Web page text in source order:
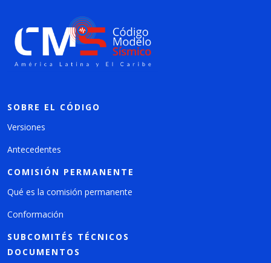
SOBRE EL CÓDIGO
Versiones
Antecedentes
COMISIÓN PERMANENTE
Qué es la comisión permanente
Conformación
SUBCOMITÉS TÉCNICOS
DOCUMENTOS